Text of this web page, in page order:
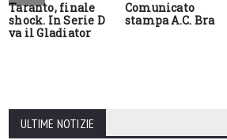
Taranto, finale
shock. In Serie D
va il Gladiator
Comunicato
stampa A.C. Bra
ULTIME NOTIZIE